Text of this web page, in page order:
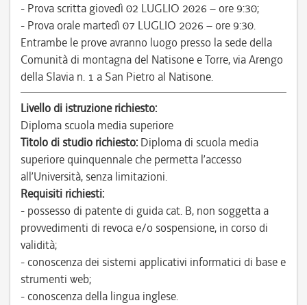
- Prova scritta giovedì 02 LUGLIO 2026 – ore 9:30;
- Prova orale martedì 07 LUGLIO 2026 – ore 9:30.
Entrambe le prove avranno luogo presso la sede della
Comunità di montagna del Natisone e Torre, via Arengo
della Slavia n. 1 a San Pietro al Natisone.
Livello di istruzione richiesto:
Diploma scuola media superiore
Titolo di studio richiesto: Diploma di scuola media
superiore quinquennale che permetta l’accesso
all’Università, senza limitazioni.
Requisiti richiesti:
- possesso di patente di guida cat. B, non soggetta a
provvedimenti di revoca e/o sospensione, in corso di
validità;
- conoscenza dei sistemi applicativi informatici di base e
strumenti web;
- conoscenza della lingua inglese.